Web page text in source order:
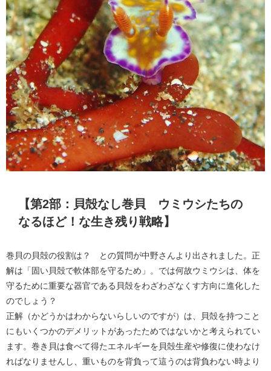
【第2部：貝殻なし巻貝 ウミウシたちの
なるほど！な生き残り戦略】
巻貝の貝殻の役割は？ との質問が中野さんより出されました。正
解は「固い貝殻で軟体部を守るため」。では何故ウミウシは、体を
守るために重要な器官である貝殻をわざわざなくす方向に進化した
のでしょう？
正解（かどうかはわからないらしいのですが）は、貝殻を持つこと
にもいくつかのデメリットがあったためではないかと考えられてい
ます。巻き貝は食べて得たエネルギーを貝殻生産や修復に使わなけ
ればなりませんし、重いものを背負って這うのは背負わない時より